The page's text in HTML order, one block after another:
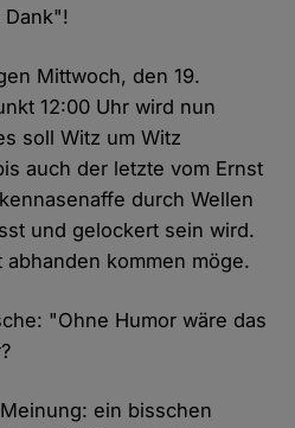
Dank"!
Mittwoch, den 19.
12:00 Uhr wird nun
soll Witz um Witz
auch der letzte vom Ernst
durch Wellen
und gelockert sein wird.
kommen möge.
"Ohne Humor wäre das
ein bisschen